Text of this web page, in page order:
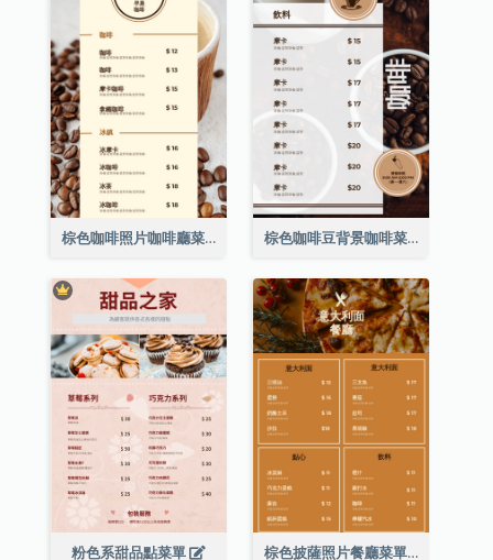
棕色咖啡照片咖啡廳菜單 棕色咖啡豆背景咖啡菜單
粉色系甜品點菜單 棕色披薩照片餐廳菜單